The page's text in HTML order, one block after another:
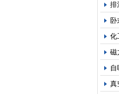
排
卧
化
磁
自
真